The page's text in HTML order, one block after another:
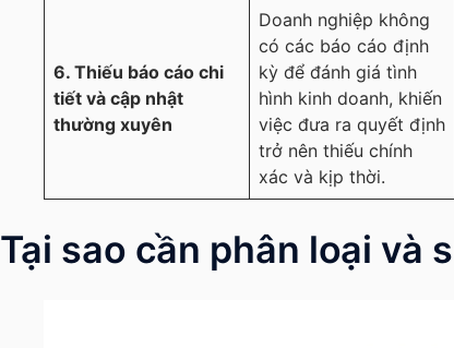
6. Thiếu báo cáo chi
tiết và cập nhật
thường xuyên
Doanh nghiệp không
có các báo cáo định
kỳ để đánh giá tình
hình kinh doanh, khiến
việc đưa ra quyết định
trở nên thiếu chính
xác và kịp thời.
Tại sao cần phân loại và